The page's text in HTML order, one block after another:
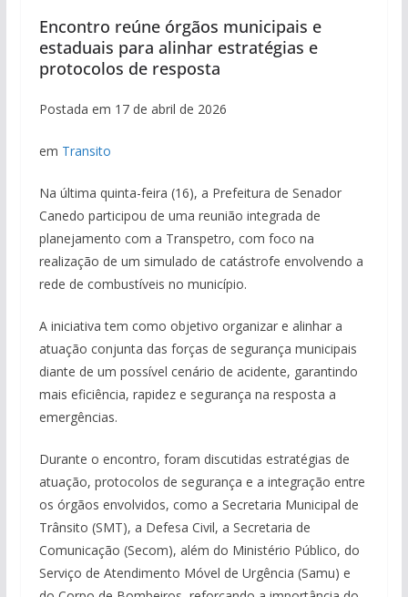
Encontro reúne órgãos municipais e
estaduais para alinhar estratégias e
protocolos de resposta
Postada em 17 de abril de 2026
em Transito
Na última quinta-feira (16), a Prefeitura de Senador
Canedo participou de uma reunião integrada de
planejamento com a Transpetro, com foco na
realização de um simulado de catástrofe envolvendo a
rede de combustíveis no município.
A iniciativa tem como objetivo organizar e alinhar a
atuação conjunta das forças de segurança municipais
diante de um possível cenário de acidente, garantindo
mais eficiência, rapidez e segurança na resposta a
emergências.
Durante o encontro, foram discutidas estratégias de
atuação, protocolos de segurança e a integração entre
os órgãos envolvidos, como a Secretaria Municipal de
Trânsito (SMT), a Defesa Civil, a Secretaria de
Comunicação (Secom), além do Ministério Público, do
Serviço de Atendimento Móvel de Urgência (Samu) e